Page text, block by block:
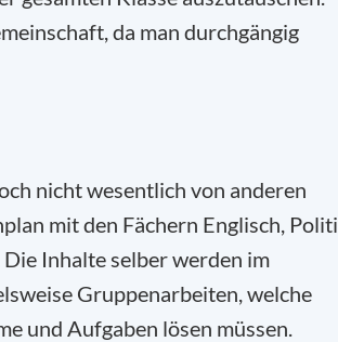
da man durchgängig
nicht wesentlich von anderen
mit den Fächern Englisch,
Inhalte selber werden im
Gruppenarbeiten, welche
und Aufgaben lösen müssen.